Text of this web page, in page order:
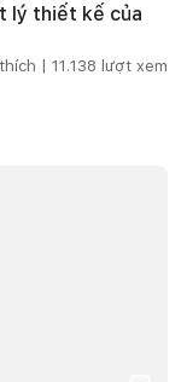
lý thiết kế của
| 11.138 lượt xem